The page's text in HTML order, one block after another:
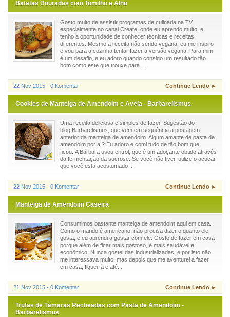
Batatas Douradas com Tomilho e Alho
Gosto muito de assistir programas de culinária na TV,
especialmente no canal Create, onde eu aprendo muito, e
tenho a oportunidade de conhecer técnicas e receitas
diferentes. Mesmo a receita não sendo vegana, eu me inspiro
e vou para a cozinha tentar fazer a versão vegana. Para mim
é um desafio, e eu adoro quando consigo um resultado tão
bom como este que trouxe para ...
22 Nov 2015 - 0 Komentar Continue Lendo ►
Cookies de Manteiga de Amendoim e Aveia - Barbarelismus
Uma receita deliciosa e simples de fazer. Sugestão do
blog Barbarelismus, que vem em sequência a postagem
anterior da manteiga de amendoim. Algum amante de pasta de
amendoim por aí? Eu adoro e comi tudo de tão bom que
ficou. A Bárbara usou eritrol, que é um adoçante obtido através
da fermentação da sucrose. Se você não tiver, utilize o açúcar
que você está acostumado ...
22 Nov 2015 - 0 Komentar Continue Lendo ►
Manteiga de Amendoim Caseira
Consumimos bastante manteiga de amendoim aqui em casa.
Como o marido é americano, não precisa dizer o quanto ele
gosta, e eu aprendi a gostar com ele. Gosto de fazer em casa
porque além de ficar mais gostoso, é mais saudável e
econômico. Nunca gostei das industrializadas, e por isto não
me interessava muito, mas depois que me aventurei a fazer
em casa, fiquei fã e até...
21 Nov 2015 - 0 Komentar Continue Lendo ►
Trufas de Tâmaras Recheadas com Pasta de Amendoim -
Barbarelismus